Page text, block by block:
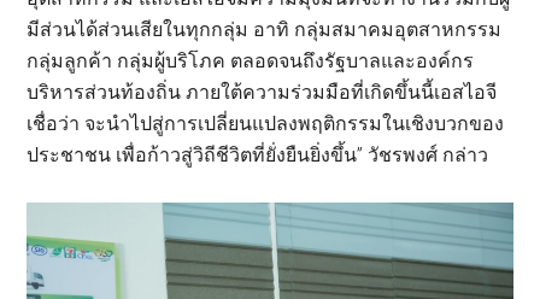
มีส่วนได้ส่วนเสียในทุกกลุ่ม อาทิ กลุ่มสมาคมอุตสาหกรรม
กลุ่มลูกค้า กลุ่มผู้บริโภค ตลอดจนถึงรัฐบาลและองค์กร
บริหารส่วนท้องถิ่น ภายใต้ความร่วมมือที่เกิดขึ้นนี้เอสไอจี
เชื่อว่า จะนำไปสู่การเปลี่ยนแปลงพฤติกรรมในเชิงบวกของ
ประชาชน เพื่อก้าวสู่วิถีชีวิตที่ยั่งยืนยิ่งขึ้น” วัชรพงศ์ กล่าว